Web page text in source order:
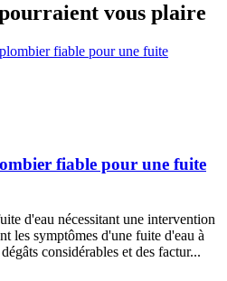
vous plaire
fiable pour une fuite
d'eau nécessitant une intervention
les symptômes d'une fuite d'eau à
considérables et des factur...